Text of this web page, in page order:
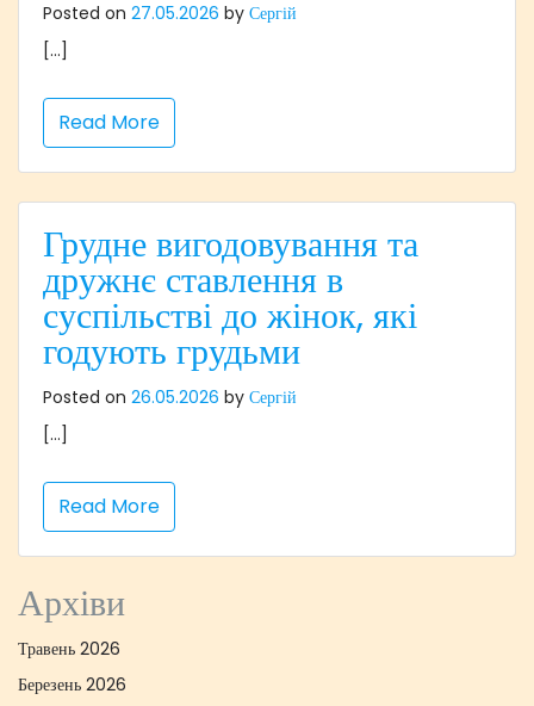
Posted on 27.05.2026 by Сергій
[…]
Read More
Грудне вигодовування та
дружнє ставлення в
суспільстві до жінок, які
годують грудьми
Posted on 26.05.2026 by Сергій
[…]
Read More
Архіви
Травень 2026
Березень 2026